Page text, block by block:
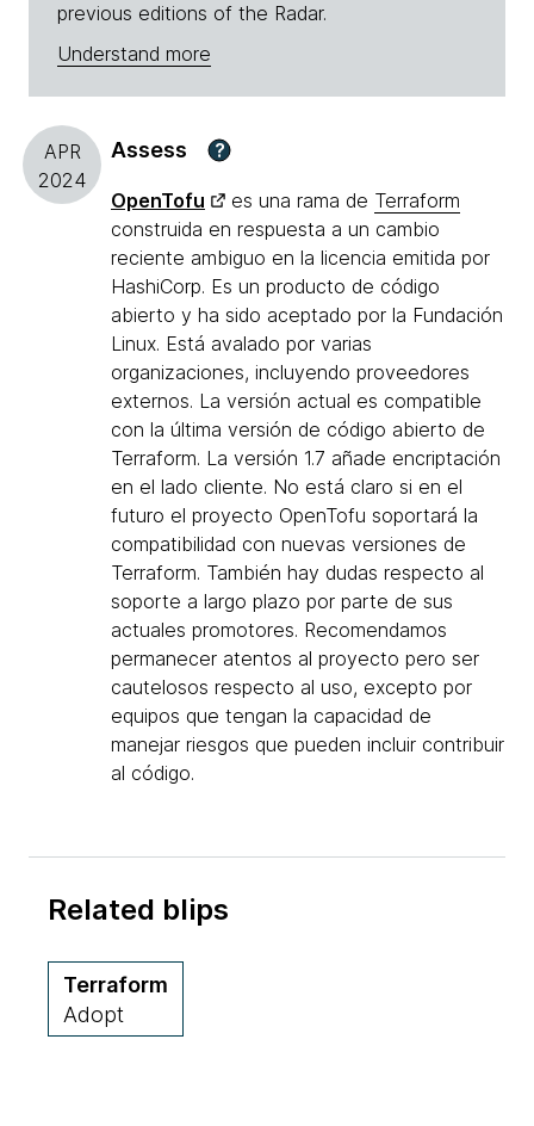
previous editions of the Radar.
Understand more
APR
2024
Assess ?
OpenTofu es una rama de Terraform
construida en respuesta a un cambio
reciente ambiguo en la licencia emitida por
HashiCorp. Es un producto de código
abierto y ha sido aceptado por la Fundación
Linux. Está avalado por varias
organizaciones, incluyendo proveedores
externos. La versión actual es compatible
con la última versión de código abierto de
Terraform. La versión 1.7 añade encriptación
en el lado cliente. No está claro si en el
futuro el proyecto OpenTofu soportará la
compatibilidad con nuevas versiones de
Terraform. También hay dudas respecto al
soporte a largo plazo por parte de sus
actuales promotores. Recomendamos
permanecer atentos al proyecto pero ser
cautelosos respecto al uso, excepto por
equipos que tengan la capacidad de
manejar riesgos que pueden incluir contribuir
al código.
Related blips
Terraform
Adopt